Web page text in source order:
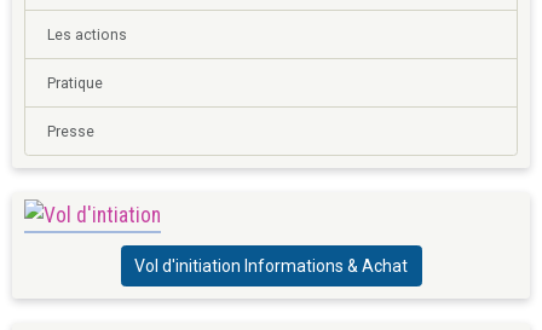
Les actions
Pratique
Presse
Vol d'initiation Informations & Achat